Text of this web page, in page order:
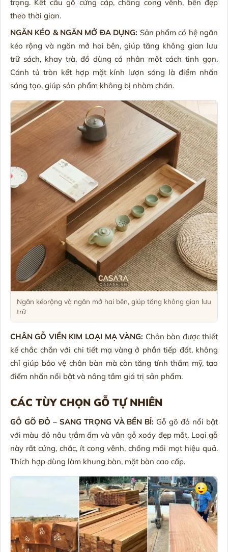
trọng. Kết cấu gỗ cứng cáp, chống cong vênh, bền đẹp
theo thời gian.
NGĂN KÉO & NGĂN MỞ ĐA DỤNG: Sản phẩm có hệ ngăn
kéo rộng và ngăn mở hai bên, giúp tăng không gian lưu
trữ sách, khay trà, đồ dùng cá nhân một cách tinh gọn.
Cánh tủ tròn kết hợp mặt kính lượn sóng là điểm nhấn
sáng tạo, giúp sản phẩm không bị nhàm chán.
Ngăn kéorộng và ngăn mở hai bên, giúp tăng không gian lưu
trữ
CHÂN GỖ VIỀN KIM LOẠI MẠ VÀNG: Chân bàn được thiết
kế chắc chắn với chi tiết mạ vàng ở phần tiếp đất, không
chỉ giúp bảo vệ chân bàn mà còn tăng tính thẩm mỹ, tạo
điểm nhấn nổi bật và nâng tầm giá trị sản phẩm.
CÁC TÙY CHỌN GỖ TỰ NHIÊN
GỖ GÕ ĐỎ – SANG TRỌNG VÀ BỀN BỈ: Gỗ gõ đỏ nổi bật
với màu đỏ nâu trầm ấm và vân gỗ xoáy đẹp mắt. Loại gỗ
này rất cứng, chắc, ít cong vênh, chống mối mọt hiệu quả.
Thích hợp dùng làm khung bàn, mặt bàn cao cấp.